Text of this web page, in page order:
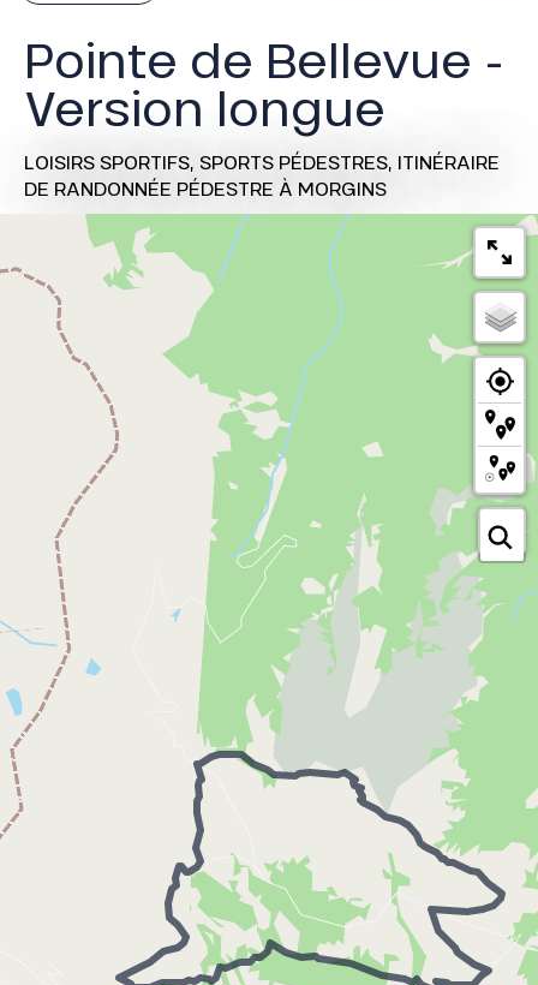
Pointe de Bellevue -
Version longue
LOISIRS SPORTIFS, SPORTS PÉDESTRES, ITINÉRAIRE
DE RANDONNÉE PÉDESTRE À MORGINS